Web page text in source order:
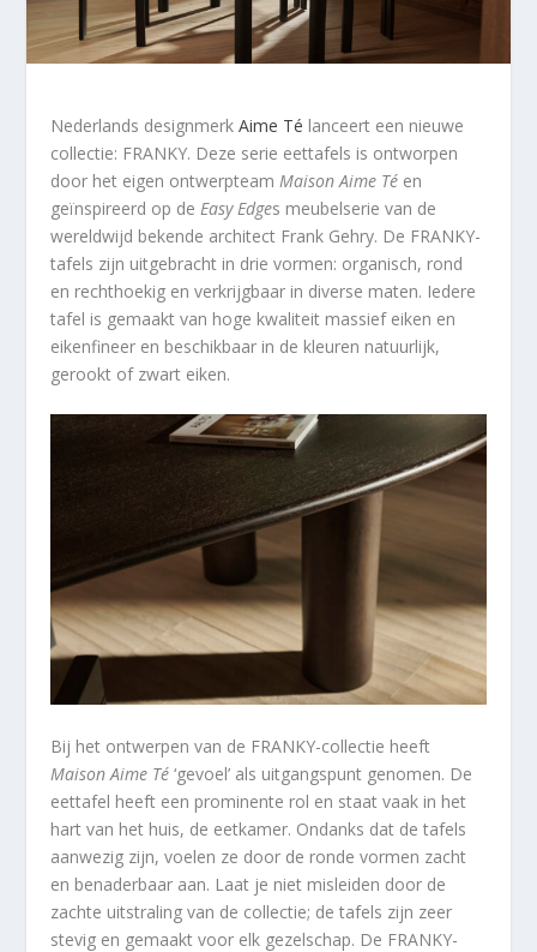
Nederlands designmerkAime Té lanceert een nieuwe
collectie: FRANKY. Deze serie eettafels is ontworpen
door het eigen ontwerpteam Maison Aime Té en
geïnspireerd op de Easy Edges meubelserie van de
wereldwijd bekende architect Frank Gehry. De FRANKY-
tafels zijn uitgebracht in drie vormen: organisch, rond
en rechthoekig en verkrijgbaar in diverse maten. Iedere
tafel is gemaakt van hoge kwaliteit massief eiken en
eikenfineer en beschikbaar in de kleuren natuurlijk,
gerookt of zwart eiken.
Bij het ontwerpen van de FRANKY-collectie heeft
Maison Aime Té ‘gevoel’ als uitgangspunt genomen. De
eettafel heeft een prominente rol en staat vaak in het
hart van het huis, de eetkamer. Ondanks dat de tafels
aanwezig zijn, voelen ze door de ronde vormen zacht
en benaderbaar aan. Laat je niet misleiden door de
zachte uitstraling van de collectie; de tafels zijn zeer
stevig en gemaakt voor elk gezelschap. De FRANKY-